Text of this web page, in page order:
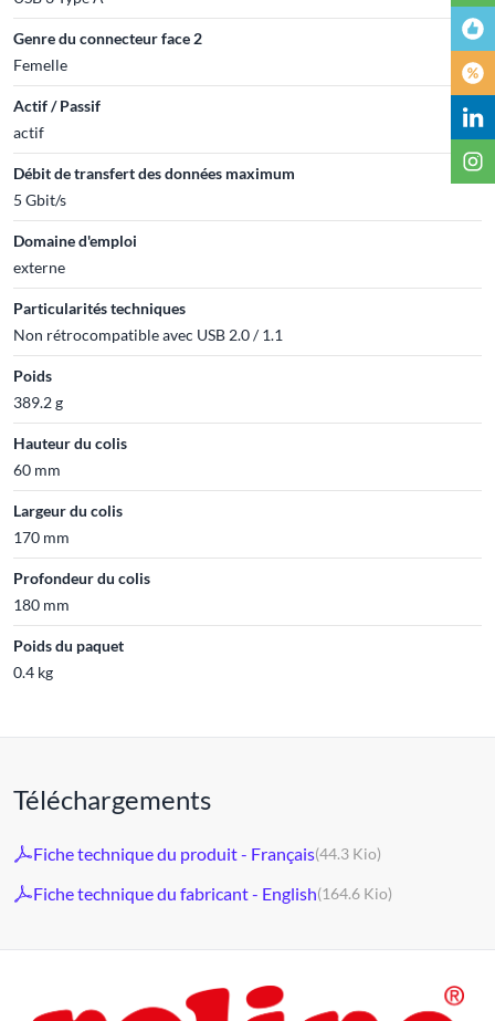
Genre du connecteur face 2
Femelle
Actif / Passif
actif
Débit de transfert des données maximum
5 Gbit/s
Domaine d'emploi
externe
Particularités techniques
Non rétrocompatible avec USB 2.0 / 1.1
Poids
389.2 g
Hauteur du colis
60 mm
Largeur du colis
170 mm
Profondeur du colis
180 mm
Poids du paquet
0.4 kg
Téléchargements
Fiche technique du produit - Français(44.3 Kio)
Fiche technique du fabricant - English(164.6 Kio)